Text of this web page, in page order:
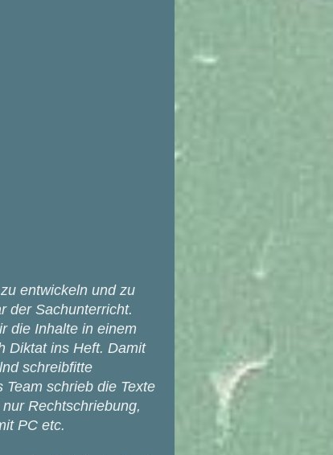
entwickeln und zu
der Sachunterricht.
die Inhalte in einem
Diktat ins Heft. Damit
schreibfitte
schrieb die Texte
Rechtschriebung,
PC etc.